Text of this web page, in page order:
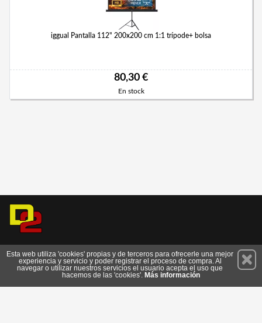
iggual Pantalla 112" 200x200 cm 1:1 trípode+ bolsa
80,30 €
En stock
Suscríbete
Esta web utiliza 'cookies' propias y de terceros para ofrecerle una mejor
experiencia y servicio y poder registrar el proceso de compra. Al
navegar o utilizar nuestros servicios el usuario acepta el uso que
hacemos de las 'cookies'. Más información